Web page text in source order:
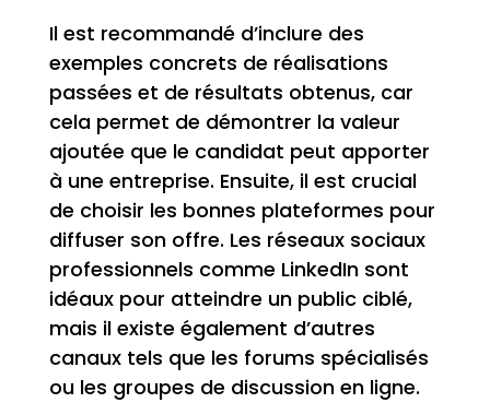
Il est recommandé d’inclure des
exemples concrets de réalisations
passées et de résultats obtenus, car
cela permet de démontrer la valeur
ajoutée que le candidat peut apporter
à une entreprise. Ensuite, il est crucial
de choisir les bonnes plateformes pour
diffuser son offre. Les réseaux sociaux
professionnels comme LinkedIn sont
idéaux pour atteindre un public ciblé,
mais il existe également d’autres
canaux tels que les forums spécialisés
ou les groupes de discussion en ligne.